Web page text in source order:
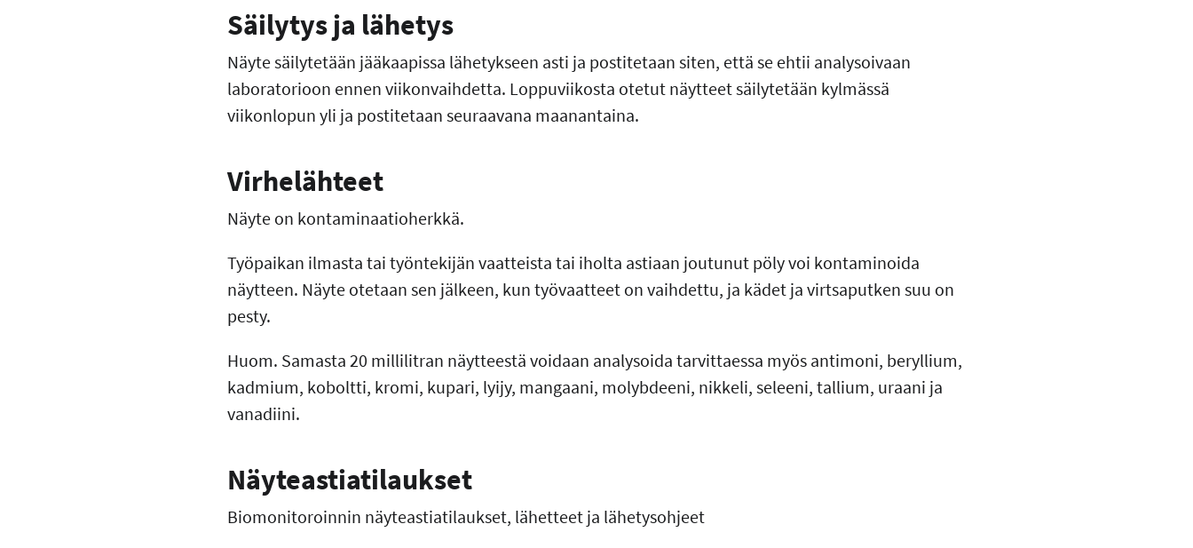
Säilytys ja lähetys
Näyte säilytetään jääkaapissa lähetykseen asti ja postitetaan siten, että se ehtii analysoivaan
laboratorioon ennen viikonvaihdetta. Loppuviikosta otetut näytteet säilytetään kylmässä
viikonlopun yli ja postitetaan seuraavana maanantaina.
Virhelähteet
Näyte on kontaminaatioherkkä.
Työpaikan ilmasta tai työntekijän vaatteista tai iholta astiaan joutunut pöly voi kontaminoida
näytteen. Näyte otetaan sen jälkeen, kun työvaatteet on vaihdettu, ja kädet ja virtsaputken suu on
pesty.
Huom. Samasta 20 millilitran näytteestä voidaan analysoida tarvittaessa myös antimoni, beryllium,
kadmium, koboltti, kromi, kupari, lyijy, mangaani, molybdeeni, nikkeli, seleeni, tallium, uraani ja
vanadiini.
Näyteastiatilaukset
Biomonitoroinnin näyteastiatilaukset, lähetteet ja lähetysohjeet